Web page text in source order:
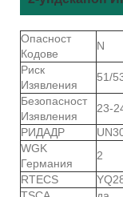
Опасност
Кодове
N
Риск
Изявления
51/
Безопасност
Изявления
23-
РИДАДР
WGK
Германия
2
RTECS